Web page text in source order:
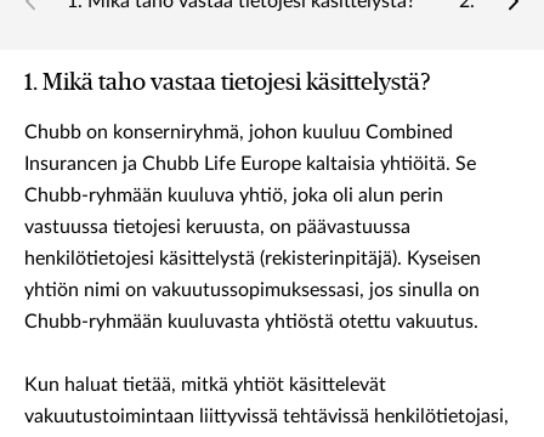
1. Mikä taho vastaa tietojesi käsittelystä?
Chubb on konserniryhmä, johon kuuluu Combined
Insurancen ja Chubb Life Europe kaltaisia yhtiöitä. Se
Chubb-ryhmään kuuluva yhtiö, joka oli alun perin
vastuussa tietojesi keruusta, on päävastuussa
henkilötietojesi käsittelystä (rekisterinpitäjä). Kyseisen
yhtiön nimi on vakuutussopimuksessasi, jos sinulla on
Chubb-ryhmään kuuluvasta yhtiöstä otettu vakuutus.
Kun haluat tietää, mitkä yhtiöt käsittelevät
vakuutustoimintaan liittyvissä tehtävissä henkilötietojasi,